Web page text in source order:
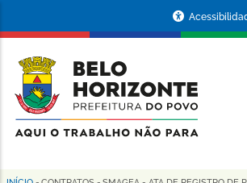
conteúdo
principal
da
Prefeitura
de